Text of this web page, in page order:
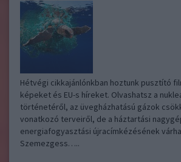
Hétvégi cikkajánlónkban hoztunk pusztító
képeket és EU-s híreket. Olvashatsz a
történetéről, az üvegházhatású gázok
vonatkozó terveiről, de a háztartási
energiafogyasztási újracímkézésének
Szemezgess…..